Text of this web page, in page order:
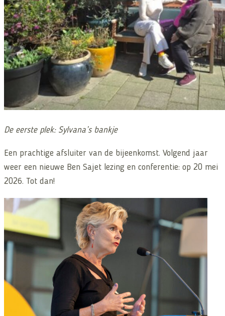
De eerste plek: Sylvana’s bankje
Een prachtige afsluiter van de bijeenkomst. Volgend jaar
weer een nieuwe Ben Sajet lezing en conferentie: op 20 mei
2026. Tot dan!